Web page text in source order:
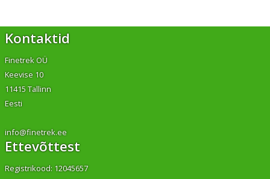
Kontaktid
Finetrek OÜ
Keevise 10
11415 Tallinn
Eesti
info@finetrek.ee
Ettevõttest
Registrikood: 12045657